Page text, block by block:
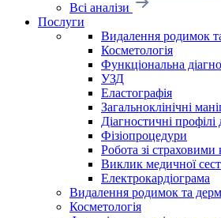
Всі аналізи
Послуги
Видалення родимок
Косметологія
Функціональна
УЗД
Еластографія
Загальноклінічні
Діагностичні профілі
Фізіопроцедури
Робота зі страховими
Виклик медичної
Електрокардіограма
Видалення родимок та
Косметологія